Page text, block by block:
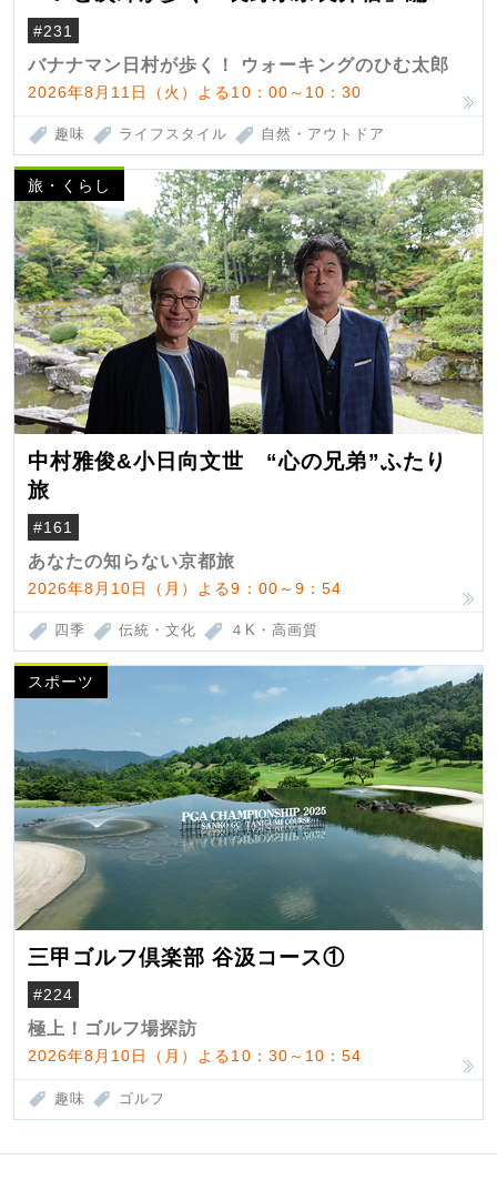
#231
バナナマン日村が歩く！ ウォーキングのひむ太郎
2026年8月11日（火）よる10：00～10：30
趣味 ライフスタイル 自然・アウトドア
旅・くらし
中村雅俊&小日向文世 “心の兄弟”ふたり
旅
#161
あなたの知らない京都旅
2026年8月10日（月）よる9：00～9：54
四季 伝統・文化 ４K・高画質
スポーツ
三甲ゴルフ倶楽部 谷汲コース①
#224
極上！ゴルフ場探訪
2026年8月10日（月）よる10：30～10：54
趣味 ゴルフ